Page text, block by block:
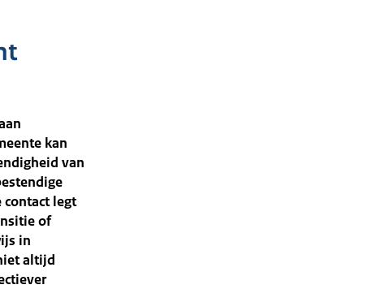
kan
van
legt
of
in
altijd